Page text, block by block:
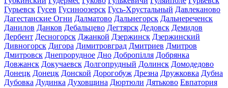
Гурьевск Гусев Гусиноозерск Гусь-Хрустальный Давлеканово
Дагестанские Огни Далматово Дальнегорск Дальнереченск
Данилов Данков Дебальцево Дегтярск Дедовск Демидов
Дербент Десногорск Джанкой Дзержинск Дзержинский
Дивногорск Дигора Димитровград Дмитриев Дмитров
Дмитровск Днепрорудное Дно Добропілля Добрянка
Довжанск Докучаевск Долгопрудный Долинск Домодедово
Донецк Донецк Донской Дорогобуж Дрезна Дружковка Дубна
Дубовка Дудинка Духовщина Дюртюли Дятьково Евпатория